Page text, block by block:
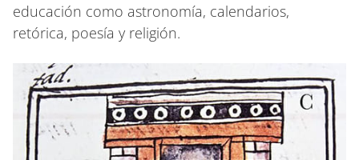
educación como astronomía, calendarios,
retórica, poesía y religión.